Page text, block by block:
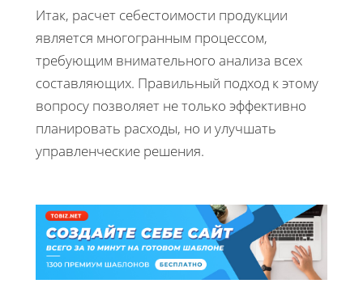
Итак, расчет себестоимости продукции
является многогранным процессом,
требующим внимательного анализа всех
составляющих. Правильный подход к этому
вопросу позволяет не только эффективно
планировать расходы, но и улучшать
управленческие решения.